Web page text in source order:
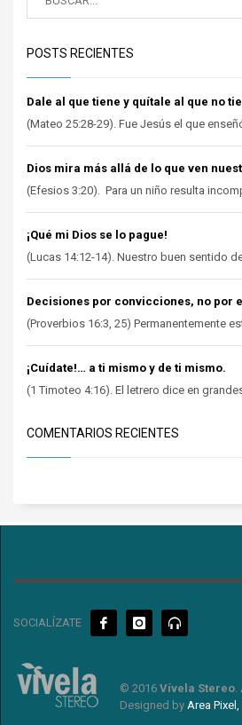
POSTS RECIENTES
Dale al que tiene y quítale al que no
(Mateo 25:28-29). Fue Jesús el que
Dios mira más allá de lo que ven
(Efesios 3:20). Para un niño resulta
¡Qué mi Dios se lo pague!
(Lucas 14:12-14). Nuestro buen sentido
Decisiones por convicciones, no por
(Proverbios 16:3, 25) Permanentemente
¡Cuídate!… a ti mismo y de ti mismo.
(1 Timoteo 4:16). El letrero dice en
COMENTARIOS RECIENTES
SOCIALÍZATE
© 2016 Vívela Stereo.
Designed by Area Pixel,